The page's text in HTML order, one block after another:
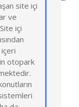
site içi
ve
içi
içeri
otopark